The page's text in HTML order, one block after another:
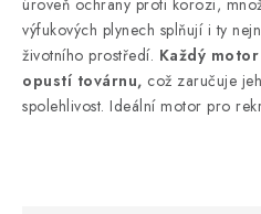
úroveň ochrany proti korozi,
výfukových plynech splňují i ty
životního prostředí. Každý
opustí továrnu, což zaručuje
spolehlivost. Ideální motor pro